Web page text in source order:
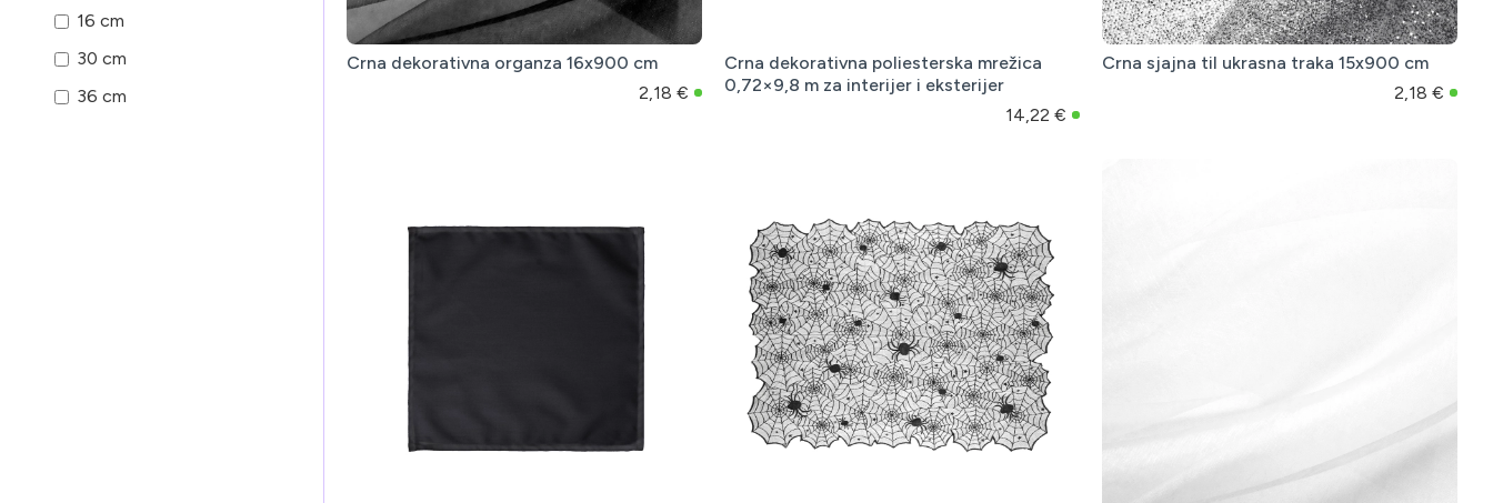
16 cm
30 cm
36 cm
Crna dekorativna organza 16x900 cm
2,18 €
Crna dekorativna poliesterska mrežica
0,72×9,8 m za interijer i eksterijer
14,22 €
Crna sjajna til ukrasna traka 15x900 cm
2,18 €